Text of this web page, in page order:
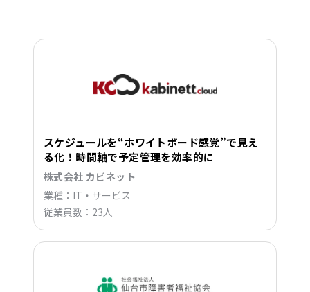
スケジュールを“ホワイトボード感覚”で見え
る化！時間軸で予定管理を効率的に
株式会社 カビネット
業種：IT・サービス
従業員数：23人